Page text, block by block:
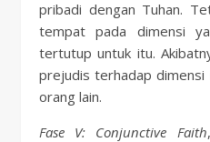
pribadi dengan Tuhan.
tempat pada dimensi
tertutup untuk itu.
prejudis terhadap dimensi
orang lain.
Fase V: Conjunctive Faith